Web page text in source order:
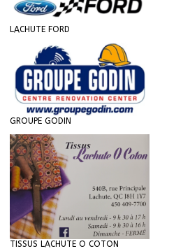
LACHUTE FORD
GROUPE GODIN
TISSUS LACHUTE O COTON